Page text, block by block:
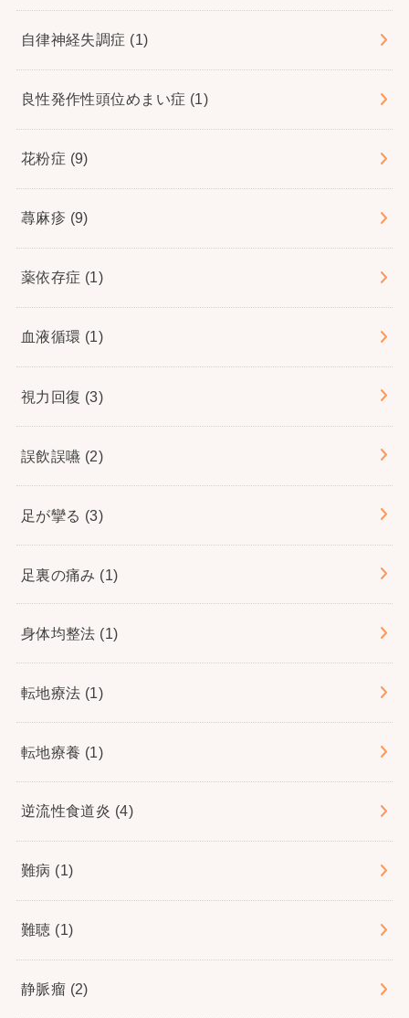
自律神経失調症 (1)
良性発作性頭位めまい症 (1)
花粉症 (9)
蕁麻疹 (9)
薬依存症 (1)
血液循環 (1)
視力回復 (3)
誤飲誤嚥 (2)
足が攣る (3)
足裏の痛み (1)
身体均整法 (1)
転地療法 (1)
転地療養 (1)
逆流性食道炎 (4)
難病 (1)
難聴 (1)
静脈瘤 (2)